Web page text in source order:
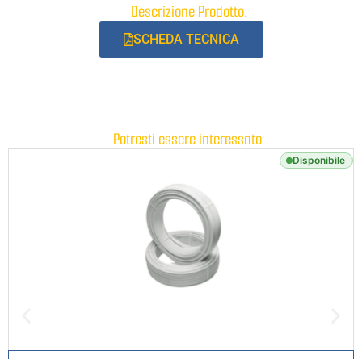
Descrizione Prodotto:
SCHEDA TECNICA
Potresti essere interessato:
Disponibile